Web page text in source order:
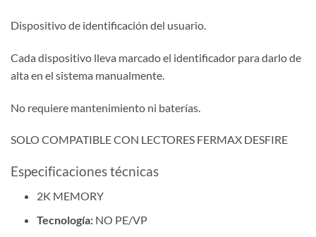
Dispositivo de identificación del usuario.
Cada dispositivo lleva marcado el identificador para darlo de
alta en el sistema manualmente.
No requiere mantenimiento ni baterías.
SOLO COMPATIBLE CON LECTORES FERMAX DESFIRE
Especificaciones técnicas
2K MEMORY
Tecnología:NO PE/VP